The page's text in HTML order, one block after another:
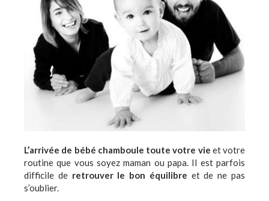
L’arrivée de bébé chamboule toute votre vie et votre
routine que vous soyez maman ou papa. Il est parfois
difficile de retrouver le bon équilibre et de ne pas
s’oublier.